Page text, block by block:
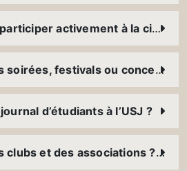
Comment puis-je participer activement à la citoyenneté ?
Est-ce qu’il y a des soirées, festivals ou concerts à l’USJ ?
d’étudiants à l’USJ ?
Est-ce qu’il y a des clubs et des associations ? Comment puis-je y participer ?